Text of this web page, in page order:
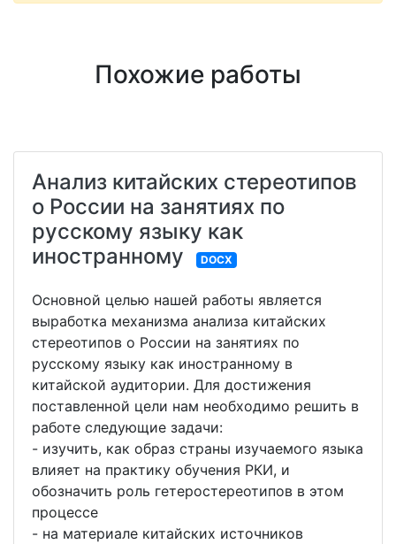
Похожие работы
Анализ китайских стереотипов
о России на занятиях по
русскому языку как
иностранному
DOCX
Основной целью нашей работы является
выработка механизма анализа китайских
стереотипов о России на занятиях по
русскому языку как иностранному в
китайской аудитории. Для достижения
поставленной цели нам необходимо решить в
работе следующие задачи:
- изучить, как образ страны изучаемого языка
влияет на практику обучения РКИ, и
обозначить роль гетеростереотипов в этом
процессе
- на материале китайских источников